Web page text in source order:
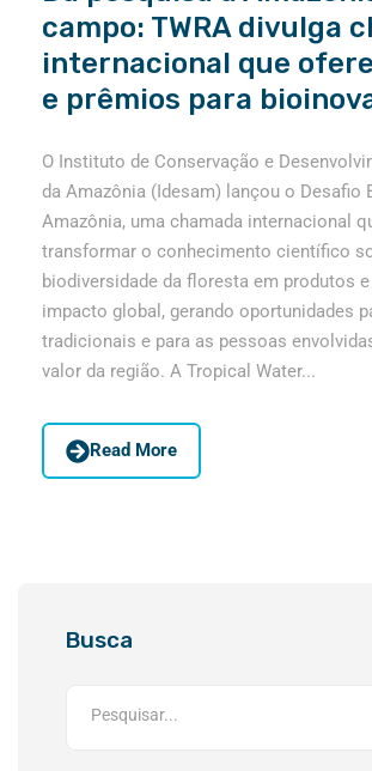
campo: TWRA divulga
internacional que
e prêmios para
O Instituto de Conservação e
da Amazônia (Idesam) lançou o Desafio
Amazônia, uma chamada internacional
transformar o conhecimento científico
biodiversidade da floresta em produtos
impacto global, gerando oportunidades
tradicionais e para as pessoas
valor da região. A Tropical Water...
Read More
Busca